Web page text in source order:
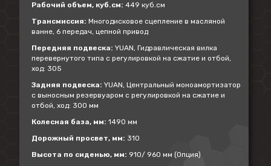
Рабочий объем, куб.см: 449 куб.см
Трансмиссия: Многодисковое сцепление в масляной
ванне, 6 передач, цепной привод
Передняя подвеска: YUAN, Гидравлическая вилка
перевернутого типа с регулировкой на сжатие и отбой,
ход: 305
Задняя подвеска: YUAN, Центральный моноамортизатор
с выносным резервуаром с регулировкой на сжатие и
отбой, ход: 300 мм
Колесная база, мм: 1490 мм
Дорожный просвет, мм: 310
Высота по сиденью, мм: 910/ 960 мм (Опция)